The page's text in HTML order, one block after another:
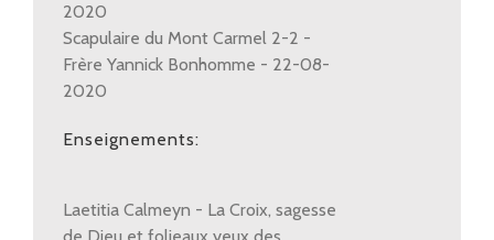
2020
Scapulaire du Mont Carmel 2-2 -
Frère Yannick Bonhomme - 22-08-
2020
Enseignements:
Laetitia Calmeyn - La Croix, sagesse